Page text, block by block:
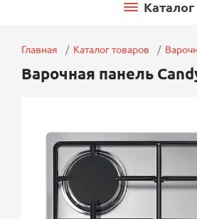
Каталог
Главная Каталог товаров
Варочная панель